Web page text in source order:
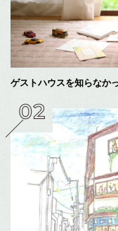
ゲストハウスを知らなか